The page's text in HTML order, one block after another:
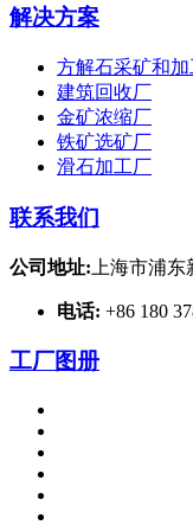
解决方案
方解石采矿和
建筑回收厂
金矿浓缩厂
铁矿选矿厂
滑石加工厂
联系我们
公司地址: 上海市浦
电话: +86 180
工厂图册